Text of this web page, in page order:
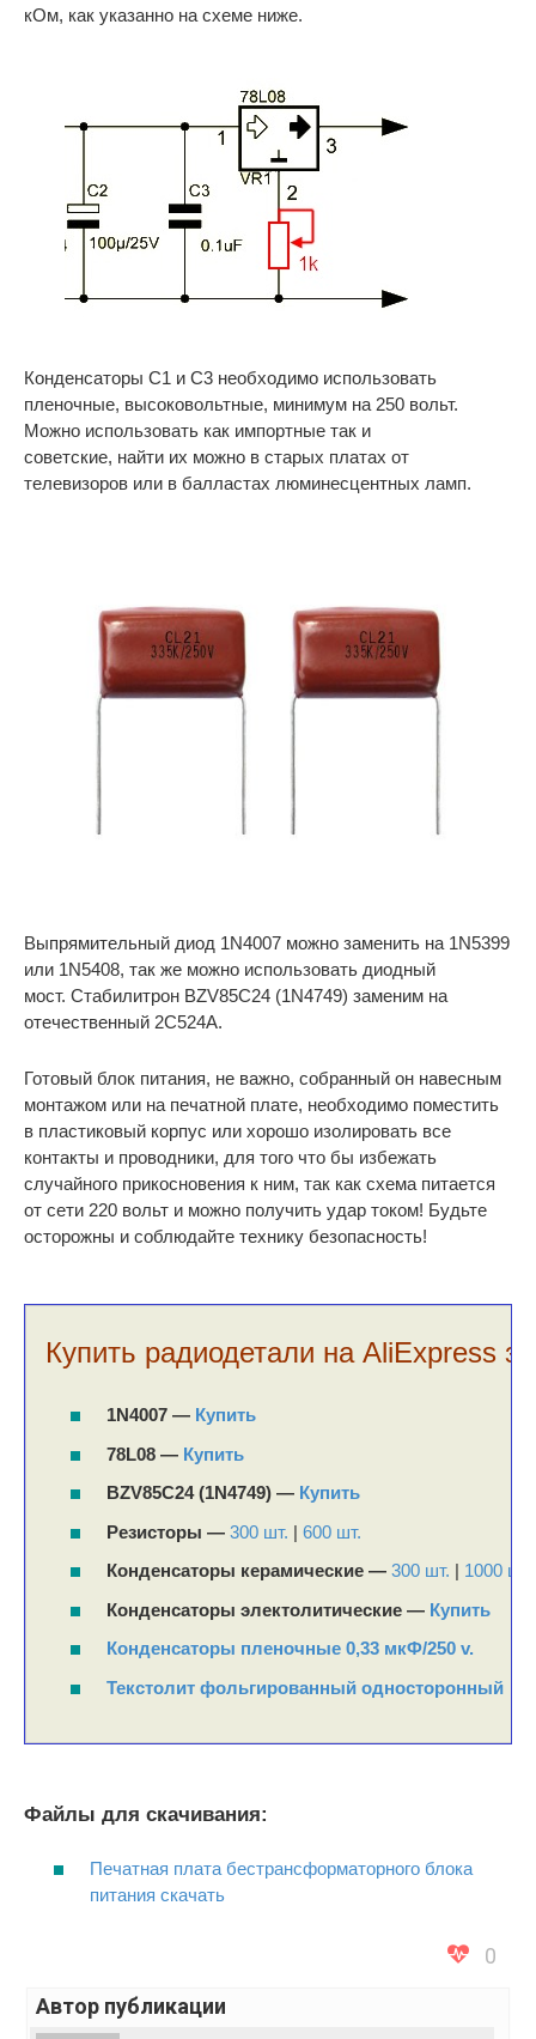
кОм, как указанно на схеме ниже.
Конденсаторы C1 и C3 необходимо использовать
пленочные, высоковольтные, минимум на 250 вольт.
Можно использовать как импортные так и
советские, найти их можно в старых платах от
телевизоров или в балластах люминесцентных ламп.
Выпрямительный диод 1N4007 можно заменить на 1N5399
или 1N5408, так же можно использовать диодный
мост. Стабилитрон BZV85C24 (1N4749) заменим на
отечественный 2С524А.
Готовый блок питания, не важно, собранный он навесным
монтажом или на печатной плате, необходимо поместить
в пластиковый корпус или хорошо изолировать все
контакты и проводники, для того что бы избежать
случайного прикосновения к ним, так как схема питается
от сети 220 вольт и можно получить удар током! Будьте
осторожны и соблюдайте технику безопасность!
Купить радиодетали на AliExpress
1N4007 — Купить
78L08 — Купить
BZV85C24 (1N4749) — Купить
Резисторы — 300 шт. | 600 шт.
Конденсаторы керамические — 300 шт. | 1000 шт.
Конденсаторы электолитические — Купить
Конденсаторы пленочные 0,33 мкФ/250 v.
Текстолит фольгированный односторонный
Файлы для скачивания:
Печатная плата бестрансформаторного блока
питания скачать
0
Автор публикации